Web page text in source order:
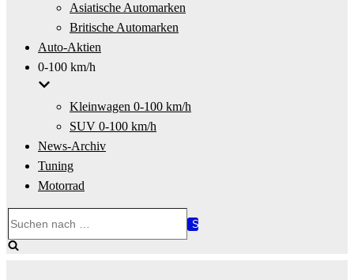
Asiatische Automarken
Britische Automarken
Auto-Aktien
0-100 km/h
Kleinwagen 0-100 km/h
SUV 0-100 km/h
News-Archiv
Tuning
Motorrad
nach …